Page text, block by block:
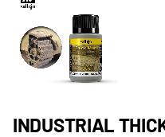
INDUSTRIAL